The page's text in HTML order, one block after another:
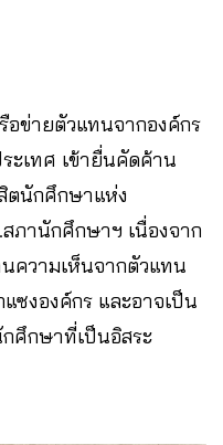
อข่ายตัวแทนจากองค์กร
เทศ เข้ายื่นคัดค้าน
นักศึกษาแห่ง
ภานักศึกษาฯ เนื่องจาก
ความเห็นจากตัวแทน
ซงองค์กร และอาจเป็น
ศึกษาที่เป็นอิสระ